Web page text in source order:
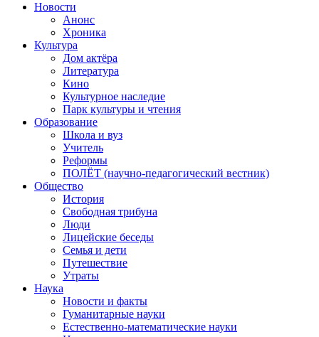
Новости
Анонс
Хроника
Культура
Дом актёра
Литература
Кино
Культурное наследие
Парк культуры и чтения
Образование
Школа и вуз
Учитель
Реформы
ПОЛЁТ (научно-педагогический вестник)
Общество
История
Свободная трибуна
Люди
Лицейские беседы
Семья и дети
Путешествие
Утраты
Наука
Новости и факты
Гуманитарные науки
Естественно-математические науки